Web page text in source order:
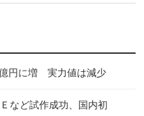
円に増 実力値は減少
など試作成功、国内初